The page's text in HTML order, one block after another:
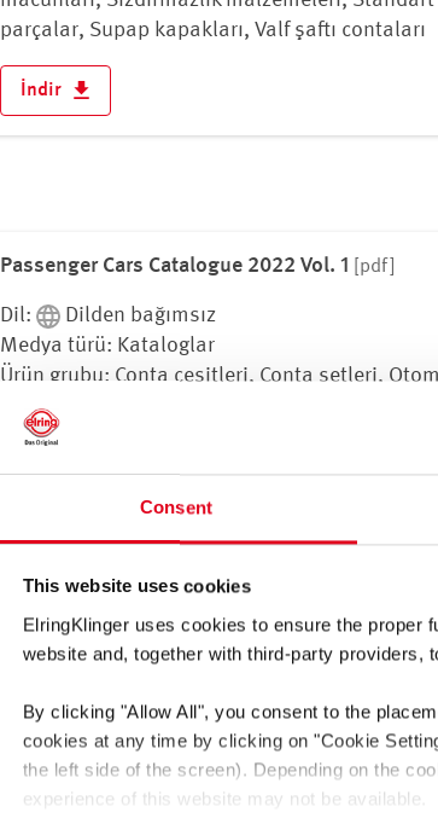
Consent
This website uses cookies
ElringKlinger uses cookies to ensure the proper
website and, together with third-party providers,
By clicking "Allow All", you consent to the
cookies at any time by clicking on "Cookie
the left side of the screen). Depending on the
experience of this website may not be available.
parçalar, Supap kapakları, Valf şaftı contaları
İndir
Passenger Cars Catalogue 2022 Vol. 1 [pdf]
Dil:
Dilden bağımsız
Medya türü: Kataloglar
Ürün grubu: Conta çeşitleri, Conta setleri,
vites contalar, Özel contalar, Özel yapım
Radyal mil keçeleri, Silindir kafası contaları,
macunları, Sızdırmazlık malzemeleri, Standart
İndir
Passenger Cars Catalogue 2022 Vol. 3 [pdf]
Dil:
Dilden bağımsız
Medya türü: Kataloglar